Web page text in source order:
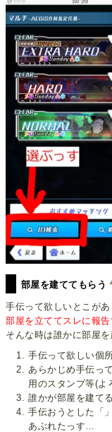
部屋を建ててもらう
手伝って欲しいとこが
部屋を立ててスレに報
そんな時は誰かに部屋
手伝って欲しい個
あらかじめ手伝っ
用のスタンプ等(よ
誰かが部屋を建て
手伝おうとした「
あぶれたっす…